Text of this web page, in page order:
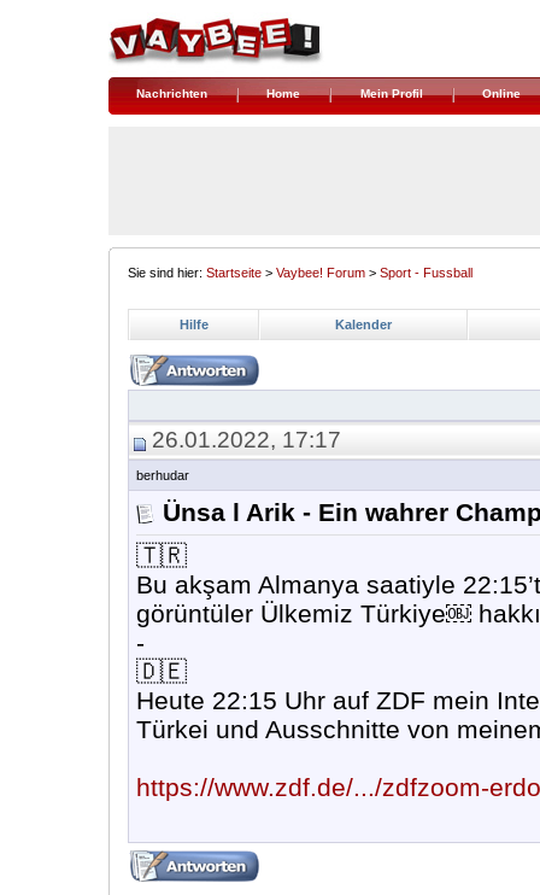
Nachrichten Home Mein Profil Online
Sie sind hier: Startseite > Vaybee! Forum > Sport - Fussball
Hilfe Kalender
26.01.2022, 17:17
berhudar
Ünsa l Arik - Ein wahrer
🇹🇷
Bu akşam Almanya saatiyle
görüntüler Ülkemiz Türkiye￼
-
🇩🇪
Heute 22:15 Uhr auf ZDF mein
Türkei und Ausschnitte von
https://www.zdf.de/.../zdfzoom-